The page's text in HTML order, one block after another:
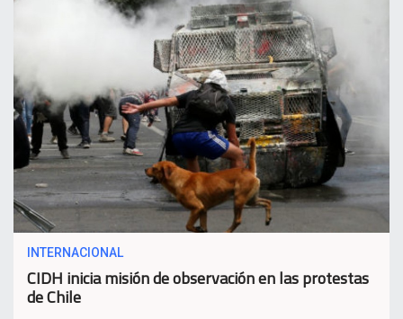
INTERNACIONAL
CIDH inicia misión de observación en las protestas
de Chile